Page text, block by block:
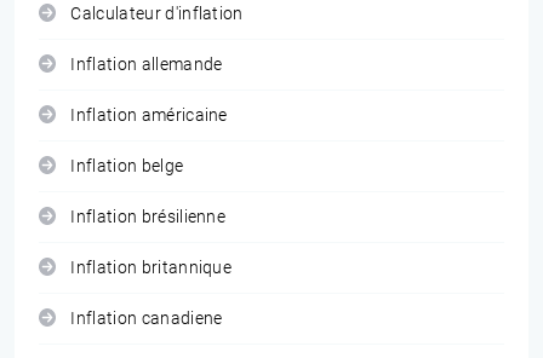
Calculateur d'inflation
Inflation allemande
Inflation américaine
Inflation belge
Inflation brésilienne
Inflation britannique
Inflation canadiene